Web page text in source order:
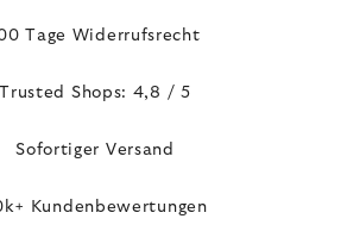
Tage Widerrufsrecht
Trusted Shops: 4,8 / 5
Sofortiger Versand
Kundenbewertungen